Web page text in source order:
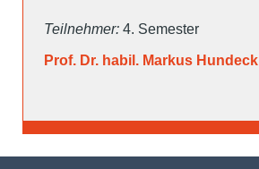
Teilnehmer: 4. Semester
Prof. Dr. habil. Markus Hundeck